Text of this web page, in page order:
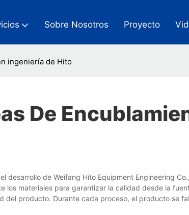
Sobre Nosotros Proyecto
ingeniería de Hito
De
desarrollo de Weifang Hito Equipment Engineering
los materiales para garantizar la calidad desde la
producto. Durante cada proceso, el producto se